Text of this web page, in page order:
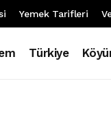
Yemek Tarifleri
Türkiye